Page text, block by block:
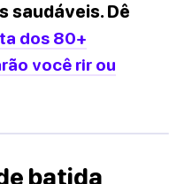
saudáveis. Dê
dos 80+
você rir ou
batida